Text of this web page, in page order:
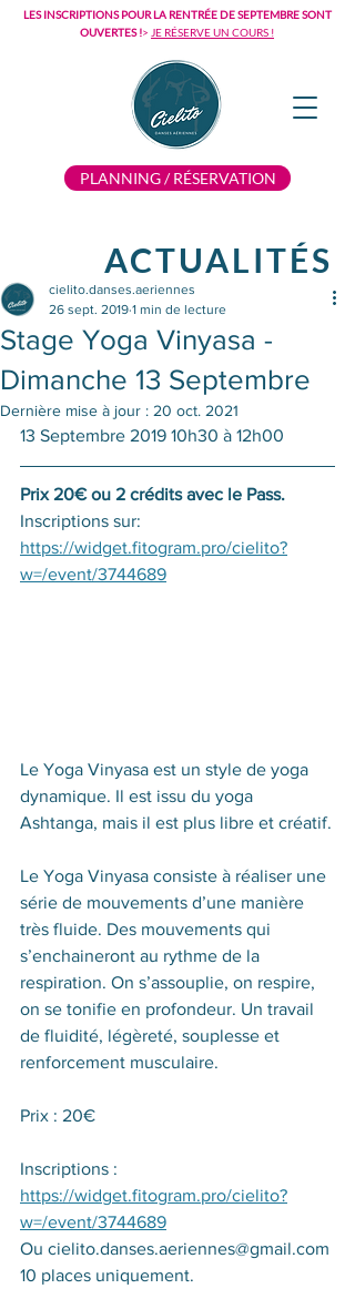
PLANNING / RÉSERVATION
LES INSCRIPTIONS POUR LA RENTRÉE DE SEPTEMBRE SONT
OUVERTES !> JE RÉSERVE UN COURS !
ACTUALITÉS
Stage Yoga Vinyasa -
Dimanche 13 Septembre
cielito.danses.aeriennes
26 sept. 2019 1 min de lecture
Dernière mise à jour : 20 oct. 2021
13 Septembre 2019 10h30 à 12h00
Prix 20€ ou 2 crédits avec le Pass.
Inscriptions sur:
https://widget.fitogram.pro/cielito?
w=/event/3744689
Le Yoga Vinyasa est un style de yoga
dynamique. Il est issu du yoga
Ashtanga, mais il est plus libre et créatif.
Le Yoga Vinyasa consiste à réaliser une
série de mouvements d’une manière
très fluide. Des mouvements qui
s’enchaineront au rythme de la
respiration. On s’assouplie, on respire,
on se tonifie en profondeur. Un travail
de fluidité, légèreté, souplesse et
renforcement musculaire.
Prix : 20€
Inscriptions :
https://widget.fitogram.pro/cielito?
w=/event/3744689
Ou cielito.danses.aeriennes@gmail.com
10 places uniquement.